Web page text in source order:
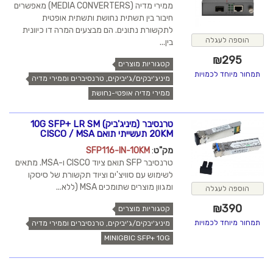
הוספה לעגלה
₪295
תמחור מיוחד לכמויות
ממירי מדיה (MEDIA CONVERTERS) מאפשרים
חיבור בין תשתית נחושת ותשתית אופטית
לתקשורת נתונים. הם מבצעים המרה דו כיוונית
בין...
קטגוריות מוצרים
מיניג'יבקים/ג'יביקים, טרנסיברים וממירי מדיה
ממירי מדיה אופטי-נחושת
הוספה לעגלה
₪390
תמחור מיוחד לכמויות
טרנסיבר (מיניג'ביק) 10G SFP+ LR SM
20KM תעשייתי תואם CISCO / MSA
מק"ט:
SFP116-IN-10KM
טרנסיבר SFP תואם ציוד CISCO ו-MSA. מתאים
לשימוש עם סוויצ'ים וציוד תקשורת של סיסקו
ומגוון מוצרים שתומכים MSA (ללא...
קטגוריות מוצרים
מיניג'יבקים/ג'יביקים, טרנסיברים וממירי מדיה
MINIGBIC SFP+ 10G